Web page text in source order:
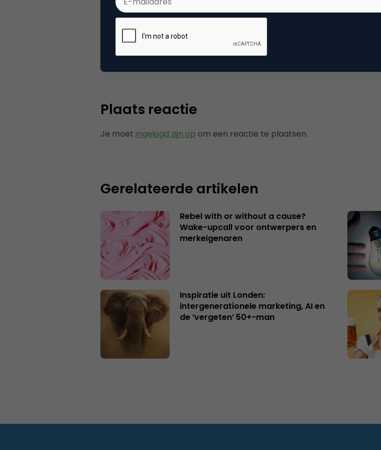
Categorie Commerce
Plaats reactie
Je moet ingelogd zijn op om een reactie te plaatsen.
Gerelateerde artikelen
Rebel with or without a cause?
Wake-upcall voor ontwerpers en
merkeigenaren
Inspiratie uit Londen:
intergenerationele marketing, AI en
de ‘vergeten’ 50+-man